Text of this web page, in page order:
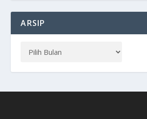
ARSIP